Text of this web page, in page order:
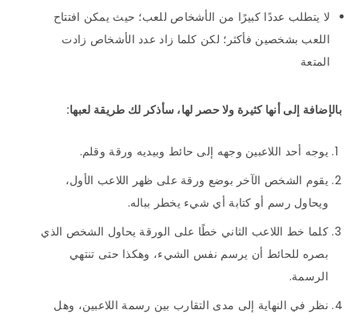
لا يتطلب عددًا كبيرًا من الأشخاص للعب؛ حيث يمكن افتتاح
اللعب بشخصين فأكثر؛ لكن كلما زاد عدد الأشخاص زادت
المتعة
بالإضافة إلى أنها كثيرة ولا حصر لها، سأذكر لك طريقة لعبها:
يوجه أحد اللاعبين وجهه إلى حائط وبيديه ورقة وقلم.
يقوم الشخص الآخر بوضع ورقة على ظهر اللاعب الأول،
ويحاول رسم أو كتابة أي شيء يخطر بباله.
كلما خط اللاعب الثاني خطًا على الورقة يحاول الشخص الذي
بصره للحائط أن يرسم نفس الشيء، وهكذا حتى تنتهي
الرسمة.
نظر في النهاية إلى مدى التقارب بين رسمة اللاعبين، وهل